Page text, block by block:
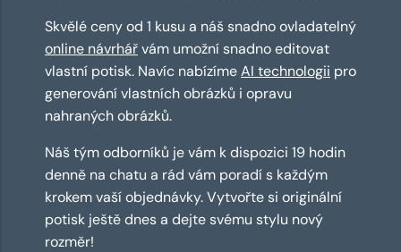
Skvělé ceny od 1 kusu a náš snadno ovladatelný
online návrhářvám umožní snadno editovat
vlastní potisk. Navíc nabízímeAI technologii pro
generování vlastních obrázků i opravu
nahraných obrázků.
Náš tým odborníků je vám k dispozici 19 hodin
denně na chatu a rád vám poradí s každým
krokem vaší objednávky. Vytvořte si originální
potisk ještě dnes a dejte svému stylu nový
rozměr!